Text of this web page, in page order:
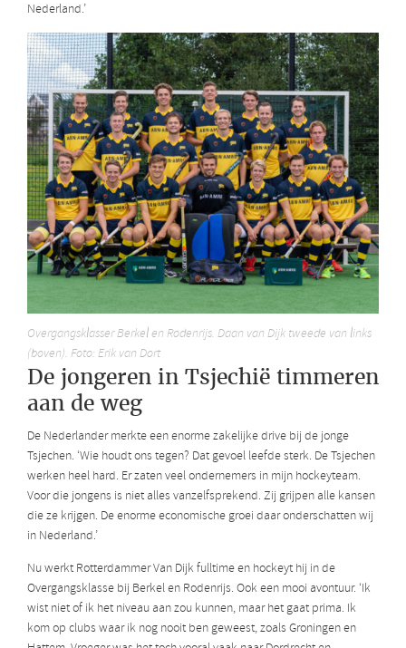
Nederland.’
Overgangsklasser Berkel en Rodenrijs. Daan van Dijk tweede van links
(boven). Foto: Erik van Dort
De jongeren in Tsjechië timmeren
aan de weg
De Nederlander merkte een enorme zakelijke drive bij de jonge
Tsjechen. ‘Wie houdt ons tegen? Dat gevoel leefde sterk. De Tsjechen
werken heel hard. Er zaten veel ondernemers in mijn hockeyteam.
Voor die jongens is niet alles vanzelfsprekend. Zij grijpen alle kansen
die ze krijgen. De enorme economische groei daar onderschatten wij
in Nederland.’
Nu werkt Rotterdammer Van Dijk fulltime en hockeyt hij in de
Overgangsklasse bij Berkel en Rodenrijs. Ook een mooi avontuur. ‘Ik
wist niet of ik het niveau aan zou kunnen, maar het gaat prima. Ik
kom op clubs waar ik nog nooit ben geweest, zoals Groningen en